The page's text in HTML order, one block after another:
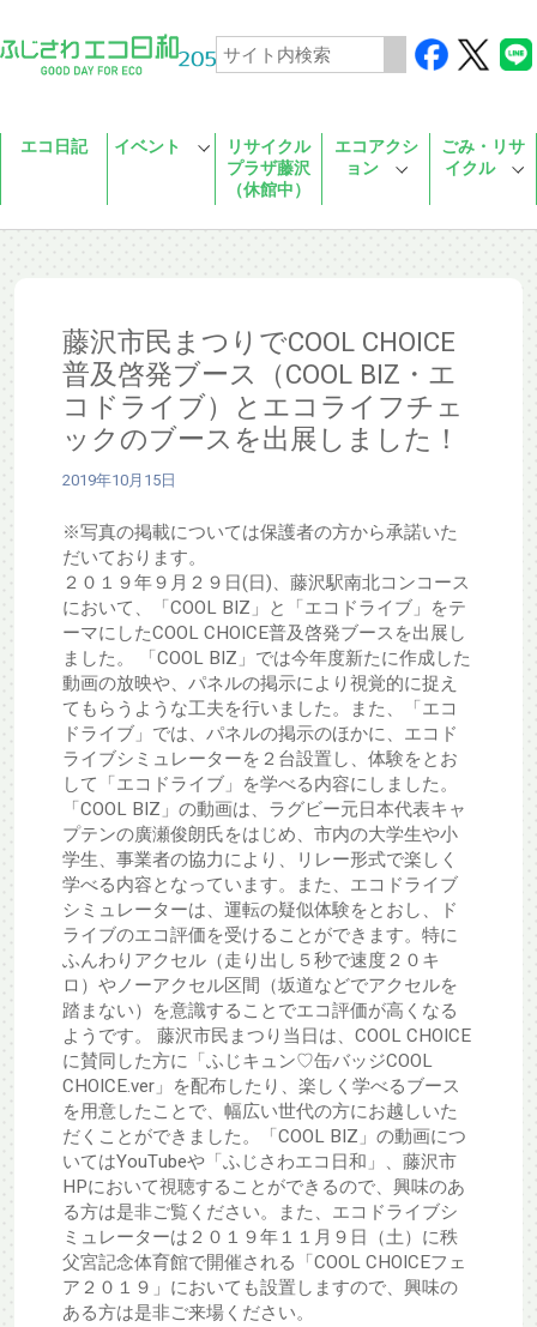
エコ日記 イベント
リサイクル
プラザ藤沢
（休館中）
エコアクシ
ョン
ごみ・リサ
イクル
藤沢市民まつりでCOOL CHOICE
普及啓発ブース（COOL BIZ・エ
コドライブ）とエコライフチェ
ックのブースを出展しました！
2019年10月15日
※写真の掲載については保護者の方から承諾いた
だいております。
２０１９年９月２９日(日)、藤沢駅南北コンコース
において、「COOL BIZ」と「エコドライブ」をテ
ーマにしたCOOL CHOICE普及啓発ブースを出展し
ました。 「COOL BIZ」では今年度新たに作成した
動画の放映や、パネルの掲示により視覚的に捉え
てもらうような工夫を行いました。また、「エコ
ドライブ」では、パネルの掲示のほかに、エコド
ライブシミュレーターを２台設置し、体験をとお
して「エコドライブ」を学べる内容にしました。
「COOL BIZ」の動画は、ラグビー元日本代表キャ
プテンの廣瀬俊朗氏をはじめ、市内の大学生や小
学生、事業者の協力により、リレー形式で楽しく
学べる内容となっています。また、エコドライブ
シミュレーターは、運転の疑似体験をとおし、ド
ライブのエコ評価を受けることができます。特に
ふんわりアクセル（走り出し５秒で速度２０キ
ロ）やノーアクセル区間（坂道などでアクセルを
踏まない）を意識することでエコ評価が高くなる
ようです。 藤沢市民まつり当日は、COOL CHOICE
に賛同した方に「ふじキュン♡缶バッジCOOL
CHOICE.ver」を配布したり、楽しく学べるブース
を用意したことで、幅広い世代の方にお越しいた
だくことができました。「COOL BIZ」の動画につ
いてはYouTubeや「ふじさわエコ日和」、藤沢市
HPにおいて視聴することができるので、興味のあ
る方は是非ご覧ください。また、エコドライブシ
ミュレーターは２０１９年１１月９日（土）に秩
父宮記念体育館で開催される「COOL CHOICEフェ
ア２０１９」においても設置しますので、興味の
ある方は是非ご来場ください。